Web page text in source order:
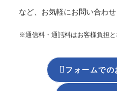
など、お気軽にお問い合わせ
※通信料・通話料はお客様負担と
 フォームでの